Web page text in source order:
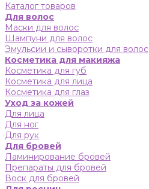
Каталог товаров
Для волос
Маски для волос
Шампуни для волос
Эмульсии и сыворотки для волос
Косметика для макияжа
Косметика для губ
Косметика для лица
Косметика для глаз
Уход за кожей
Для лица
Для ног
Для рук
Для бровей
Ламинирование бровей
Препараты для бровей
Воск для бровей